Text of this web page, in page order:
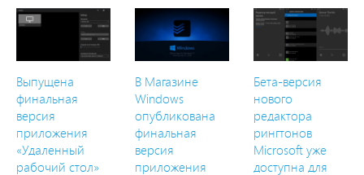
Выпущена
финальная
версия
приложения
«Удаленный
рабочий стол»
В Магазине
Windows
опубликована
финальная
версия
приложения
Бета-версия
нового
редактора
рингтонов
Microsoft уже
доступна для